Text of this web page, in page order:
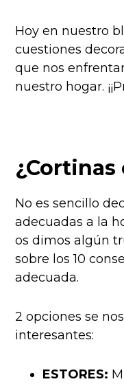
Hoy en nuestro
cuestiones
que nos
nuestro hogar.
¿Cortinas
No es sencillo
adecuadas a la
os dimos algún
sobre los 10
adecuada.
2 opciones se
interesantes:
ESTORES: